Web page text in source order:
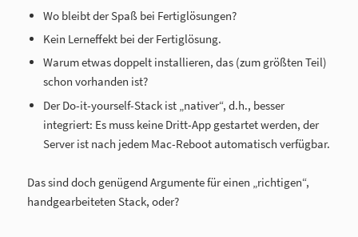
Wo bleibt der Spaß bei Fertiglösungen?
Kein Lerneffekt bei der Fertiglösung.
Warum etwas doppelt installieren, das (zum größten Teil)
schon vorhanden ist?
Der Do-it-yourself-Stack ist „nativer“, d.h., besser
integriert: Es muss keine Dritt-App gestartet werden, der
Server ist nach jedem Mac-Reboot automatisch verfügbar.
Das sind doch genügend Argumente für einen „richtigen“,
handgearbeiteten Stack, oder?